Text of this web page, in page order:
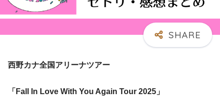
西野カナ全国アリーナツアー
「Fall In Love With You Again Tour 2025」